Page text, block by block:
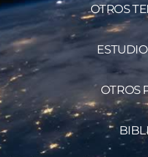
OTROS
OTROS